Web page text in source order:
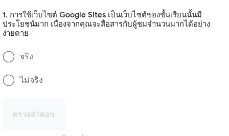
1. การใช้เว็บไซต์ Google Sites เป็นเว็บไซต์ของชั้นเรียนนั้นมี
ประโยชน์มาก เนื่องจากคุณจะสื่อสารกับผู้ชมจำนวนมากได้อย่าง
ง่ายดาย
จริง
ไม่จริง
ตรวจคำตอบ